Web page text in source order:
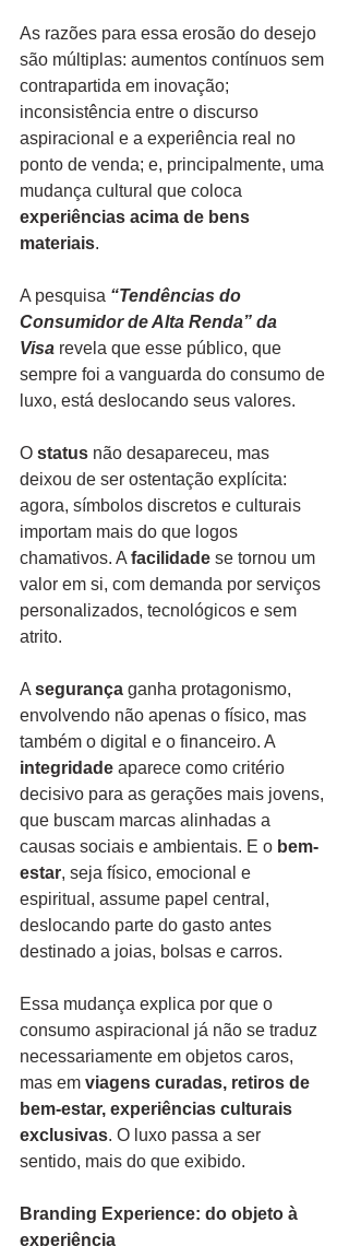
As razões para essa erosão do desejo
são múltiplas: aumentos contínuos sem
contrapartida em inovação;
inconsistência entre o discurso
aspiracional e a experiência real no
ponto de venda; e, principalmente, uma
mudança cultural que coloca
experiências acima de bens
materiais.
A pesquisa “Tendências do
Consumidor de Alta Renda” da
Visa revela que esse público, que
sempre foi a vanguarda do consumo de
luxo, está deslocando seus valores.
O status não desapareceu, mas
deixou de ser ostentação explícita:
agora, símbolos discretos e culturais
importam mais do que logos
chamativos. A facilidade se tornou um
valor em si, com demanda por serviços
personalizados, tecnológicos e sem
atrito.
A segurança ganha protagonismo,
envolvendo não apenas o físico, mas
também o digital e o financeiro. A
integridade aparece como critério
decisivo para as gerações mais jovens,
que buscam marcas alinhadas a
causas sociais e ambientais. E o bem-
estar, seja físico, emocional e
espiritual, assume papel central,
deslocando parte do gasto antes
destinado a joias, bolsas e carros.
Essa mudança explica por que o
consumo aspiracional já não se traduz
necessariamente em objetos caros,
mas em viagens curadas, retiros de
bem-estar, experiências culturais
exclusivas. O luxo passa a ser
sentido, mais do que exibido.
Branding Experience: do objeto à
experiência